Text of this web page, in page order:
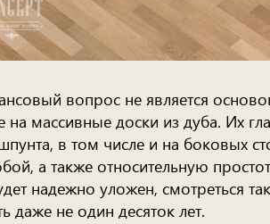
вопрос не является
на массивные доски из дуба. Их
в том числе и на боковых
а также относительную
надежно уложен, смотреться
даже не один десяток лет.